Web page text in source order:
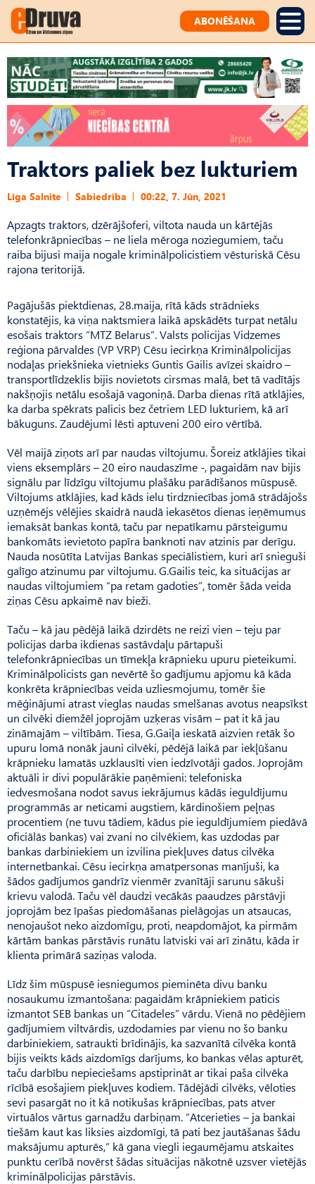
ABONĒŠANA
Traktors paliek bez lukturiem
Līga Salnite Sabiedrība 00:22, 7. Jūn, 2021
Apzagts traktors, dzērājšoferi, viltota nauda un kārtējās
telefonkrāpniecības – ne liela mēroga noziegumiem, taču
raiba bijusi maija nogale kriminālpolicistiem vēsturiskā Cēsu
rajona teritorijā.
Pagājušās piektdienas, 28.maija, rītā kāds strādnieks
konstatējis, ka viņa naktsmiera laikā apskādēts turpat netālu
esošais traktors “MTZ Belarus”. Valsts policijas Vidzemes
reģiona pārvaldes (VP VRP) Cēsu iecirkņa Kriminālpolicijas
nodaļas priekšnieka vietnieks Guntis Gailis avīzei skaidro –
transport­līdzeklis bijis novietots cirsmas malā, bet tā vadītājs
nakšņojis netālu esošajā vagoniņā. Darba dienas rītā atklājies,
ka darba spēkrats palicis bez četriem LED lukturiem, kā arī
bākuguns. Zaudējumi lēsti aptuveni 200 eiro vērtībā.
Vēl maijā ziņots arī par naudas viltojumu. Šoreiz atklājies tikai
viens eksemplārs – 20 eiro naudaszīme -, pagaidām nav bijis
signālu par līdzīgu viltojumu plašāku parādīšanos mūspusē.
Viltojums atklājies, kad kāds ielu tirdzniecības jomā strādājošs
uzņēmējs vēlējies skaidrā naudā iekasētos dienas ieņēmumus
iemaksāt bankas kontā, taču par nepatīkamu pārsteigumu
bankomāts ievietoto papīra banknoti nav atzinis par derīgu.
Nauda nosūtīta Latvijas Bankas speciālistiem, kuri arī snieguši
galīgo atzinumu par viltojumu. G.Gailis teic, ka situācijas ar
naudas viltojumiem “pa retam gadoties”, tomēr šāda veida
ziņas Cēsu apkaimē nav bieži.
Taču – kā jau pēdējā laikā dzirdēts ne reizi vien – teju par
policijas darba ikdienas sastāvdaļu pārtapuši
telefonkrāpniecības un tīmekļa krāpnieku upuru pieteikumi.
Kriminālpolicists gan nevērtē šo gadījumu apjomu kā kāda
konkrēta krāpniecības veida uzliesmojumu, tomēr šie
mēģinājumi atrast vieglas naudas smelšanas avotus neapsīkst
un cilvēki diemžēl joprojām uzķeras visām – pat it kā jau
zināmajām – viltībām. Tiesa, G.Gaiļa ieskatā aizvien retāk šo
upuru lomā nonāk jauni cilvēki, pēdējā laikā par iekļūšanu
krāpnieku lamatās uzklausīti vien iedzīvotāji gados. Joprojām
aktuāli ir divi populārākie paņēmieni: telefoniska
iedvesmošana nodot savus iekrājumus kādās ieguldījumu
programmās ar neticami augstiem, kārdinošiem peļņas
procentiem (ne tuvu tādiem, kādus pie ieguldījumiem piedāvā
oficiālās bankas) vai zvani no cilvēkiem, kas uzdodas par
bankas darbiniekiem un izvilina piekļuves datus cilvēka
internetbankai. Cēsu iecirkņa amatpersonas manījuši, ka
šādos gadījumos gandrīz vienmēr zvanītāji sarunu sākuši
krievu valodā. Taču vēl daudzi vecākās paaudzes pārstāvji
joprojām bez īpašas piedomāšanas pielāgojas un atsaucas,
nenojaušot neko aizdomīgu, proti, neapdomājot, ka pirmām
kārtām bankas pārstāvis runātu latviski vai arī zinātu, kāda ir
klienta primārā saziņas valoda.
Līdz šim mūspusē iesniegumos pieminēta divu banku
nosaukumu izmantošana: pagaidām krāpniekiem paticis
izmantot SEB bankas un “Citadeles” vārdu. Vienā no pēdējiem
gadījumiem viltvārdis, uzdodamies par vienu no šo banku
darbiniekiem, satraukti brīdinājis, ka sazvanītā cilvēka kontā
bijis veikts kāds aizdomīgs darījums, ko bankas vēlas apturēt,
taču darbību nepieciešams apstiprināt ar tikai paša cilvēka
rīcībā esošajiem piekļuves kodiem. Tādējādi cilvēks, vēloties
sevi pasargāt no it kā notikušas krāpniecības, pats atver
virtuālos vārtus garnadžu darbiņam. “Atcerieties – ja bankai
tiešām kaut kas liksies aizdomīgi, tā pati bez jautāšanas šādu
maksājumu apturēs,” kā gana viegli iegaumējamu atskaites
punktu cerībā novērst šādas situācijas nākotnē uzsver vietējās
kriminālpolicijas pārstāvis.